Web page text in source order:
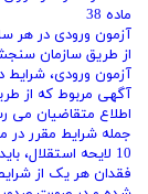
ماده 38
آزمون ورودی در هر
از طریق سازمان
آزمون ورودی، شرایط
آگهی مربوط که از
اطلاع متقاضیان می
10 لایحه
فقدان هر یک از